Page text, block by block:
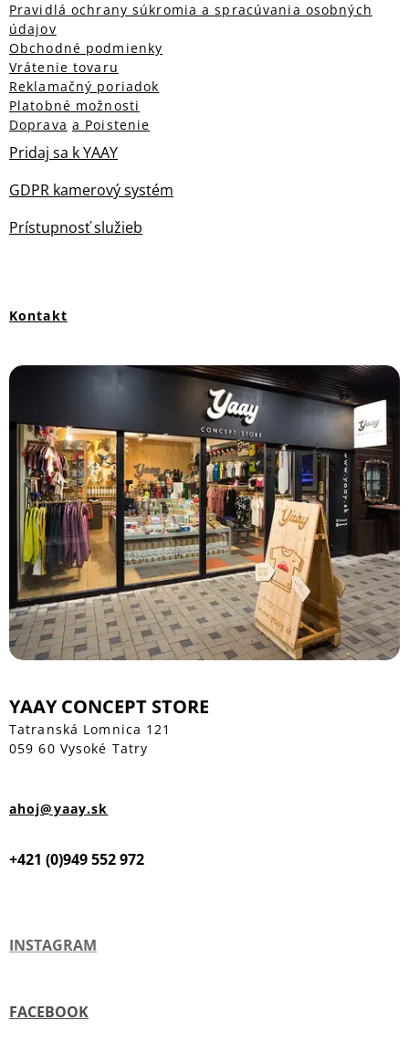
Pravidlá ochrany súkromia a spracúvania osobných
údajov
Obchodné podmienky
Vrátenie tovaru
Reklamačný poriadok
Platobné možnosti
Doprava a Poistenie
Pridaj sa k YAAY
GDPR kamerový systém
Prístupnosť služieb
Kontakt
YAAY CONCEPT STORE
Tatranská Lomnica 121
059 60 Vysoké Tatry
ahoj@yaay.sk
+421 (0)949 552 972
INSTAGRAM
FACEBOOK